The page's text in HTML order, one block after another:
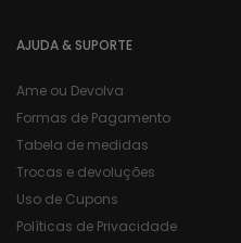
AJUDA & SUPORTE
Ame ou Devolva
Formas de Pagamento
Tabela de medidas
Trocas e devoluções
Uso de Cupons
Políticas de Privacidade